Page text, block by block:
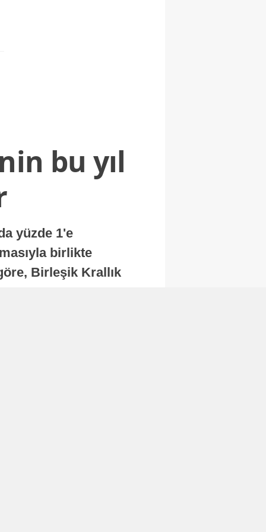
bu yıl
yüzde 1'e
birlikte
Birleşik Krallık